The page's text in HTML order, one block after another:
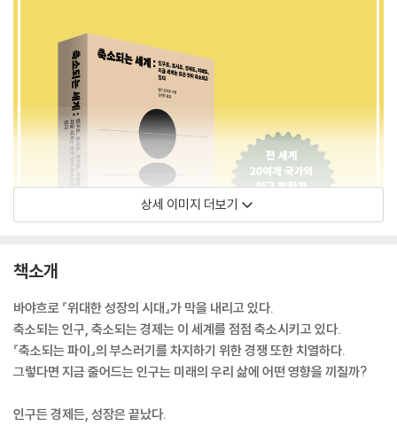
상세 이미지 더보기
책소개
바야흐로 『위대한 성장의 시대』가 막을 내리고 있다.
축소되는 인구, 축소되는 경제는 이 세계를 점점 축소시키고 있다.
『축소되는 파이』의 부스러기를 차지하기 위한 경쟁 또한 치열하다.
그렇다면 지금 줄어드는 인구는 미래의 우리 삶에 어떤 영향을 끼칠까?
인구든 경제든, 성장은 끝났다.